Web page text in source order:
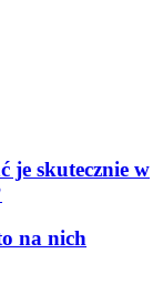
je skutecznie w
na nich